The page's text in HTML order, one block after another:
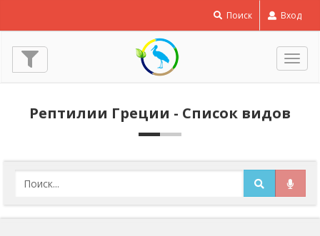
Поиск Вход
Рептилии Греции - Список видов